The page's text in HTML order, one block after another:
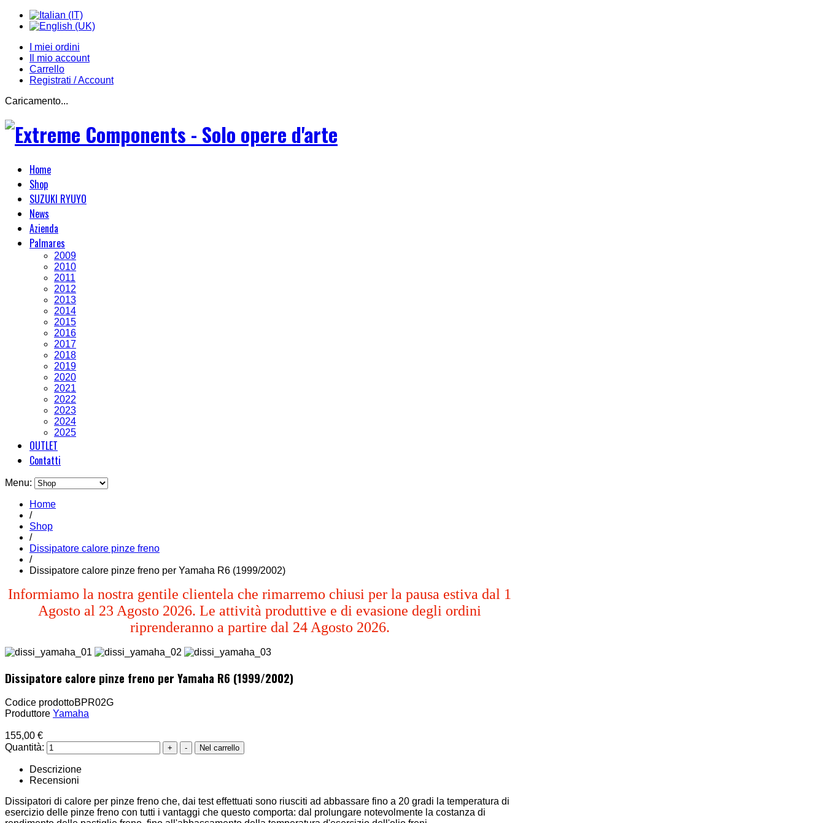
I miei ordini
Il mio account
Carrello
Registrati / Account
Caricamento...
Home
Shop
SUZUKI RYUYO
News
Azienda
Palmares
2009
2010
2011
2012
2013
2014
2015
2016
2017
2018
2019
2020
2021
2022
2023
2024
2025
OUTLET
Contatti
Menu:
Home
/
Shop
/
Dissipatore calore pinze freno
/
Dissipatore calore pinze freno per Yamaha R6 (1999/2002)
Informiamo la nostra gentile clientela che rimarremo chiusi per la pausa estiva dal 1
Agosto al 23 Agosto 2026. Le attività produttive e di evasione degli ordini
riprenderanno a partire dal 24 Agosto 2026.
Dissipatore calore pinze freno per Yamaha R6 (1999/2002)
Codice prodottoBPR02G
Produttore Yamaha
155,00 €
Quantità:
Descrizione
Recensioni
Dissipatori di calore per pinze freno che, dai test effettuati sono riusciti ad abbassare fino a 20 gradi la temperatura di
esercizio delle pinze freno con tutti i vantaggi che questo comporta: dal prolungare notevolmente la costanza di